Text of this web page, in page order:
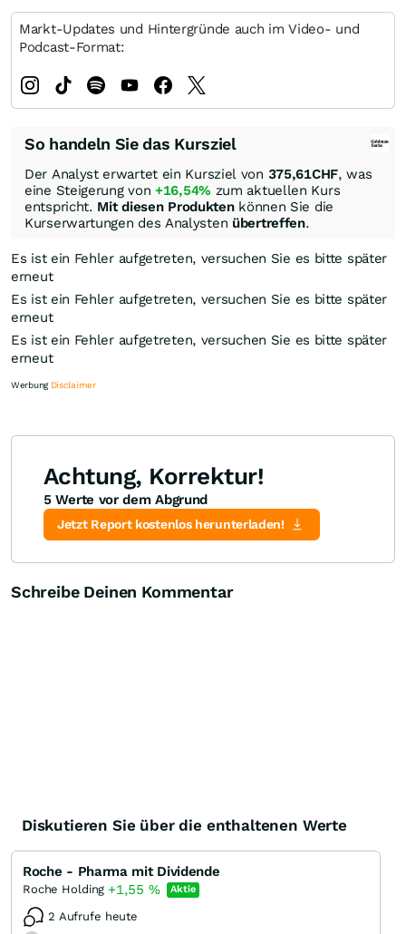
Markt-Updates und Hintergründe auch im Video- und
Podcast-Format:
So handeln Sie das Kursziel
Der Analyst erwartet ein Kursziel von 375,61CHF, was
eine Steigerung von +16,54% zum aktuellen Kurs
entspricht. Mit diesen Produktenkönnen Sie die
Kurserwartungen des Analysten übertreffen.
Es ist ein Fehler aufgetreten, versuchen Sie es bitte später
erneut
Es ist ein Fehler aufgetreten, versuchen Sie es bitte später
erneut
Es ist ein Fehler aufgetreten, versuchen Sie es bitte später
erneut
Knock-Out-Suche
Optionsschein-Suche
Zertifikate-Suche
Werbung Disclaimer
Achtung, Korrektur!
5 Werte vor dem Abgrund
Jetzt Report kostenlos herunterladen!
Schreibe Deinen Kommentar
Diskutieren Sie über die enthaltenen Werte
Roche - Pharma mit Dividende
Roche Holding +1,55 % Aktie
2 Aufrufe heute